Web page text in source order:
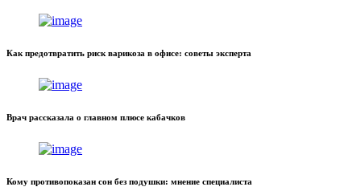
Как предотвратить риск варикоза в офисе: советы эксперта
Врач рассказала о главном плюсе кабачков
Кому противопоказан сон без подушки: мнение специалиста